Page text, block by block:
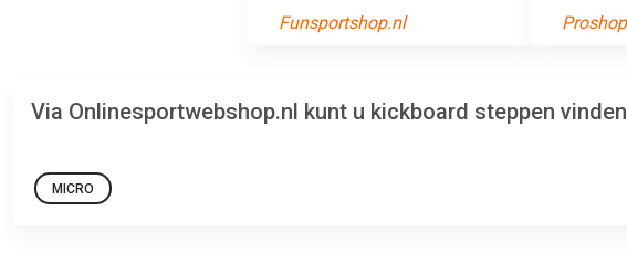
Funsportshop.nl Proshop
Via Onlinesportwebshop.nl kunt u kickboard steppen
MICRO